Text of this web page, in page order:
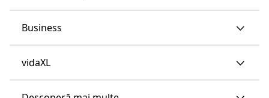
Business
vidaXL